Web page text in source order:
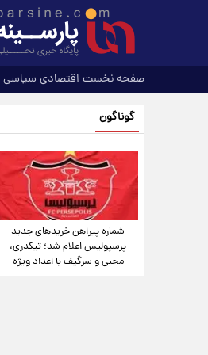
صفحه نخست اقتصادی سیاسی
گوناگون
شماره پیراهن خریدهای جدید
پرسپولیس اعلام شد؛ تیکدری،
محبی و سرگیف با اعداد ویژه